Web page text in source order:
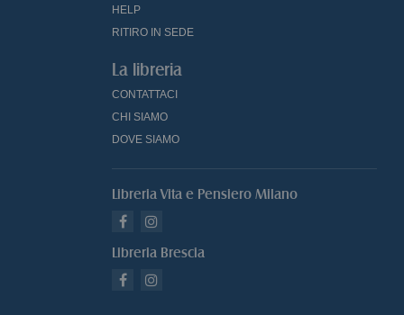
HELP
RITIRO IN SEDE
La libreria
CONTATTACI
CHI SIAMO
DOVE SIAMO
Libreria Vita e Pensiero Milano
Libreria Brescia